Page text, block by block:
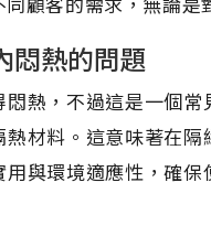
悶熱的問題
熱，不過這是一個
材料。這意味著在
與環境適應性，確